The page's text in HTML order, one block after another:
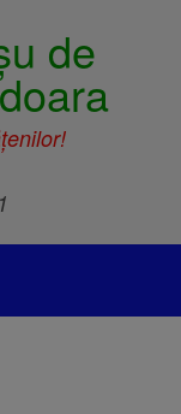
de